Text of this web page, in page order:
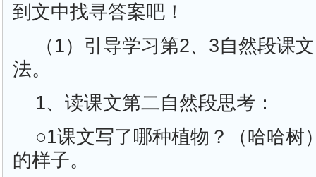
到文中找寻答案吧！
（1）引导学习第2、3自然段课
法。
1、读课文第二自然段思考：
○1课文写了哪种植物？（哈哈树
的样子。